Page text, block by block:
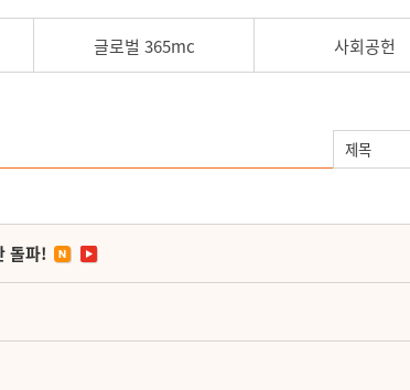
글로벌 365mc 사회공헌
돌파!